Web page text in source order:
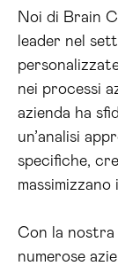
Noi di Brain
leader nel
nei processi
azienda ha
un’analisi
specifiche,
massimizzano
Con la nostra
numerose